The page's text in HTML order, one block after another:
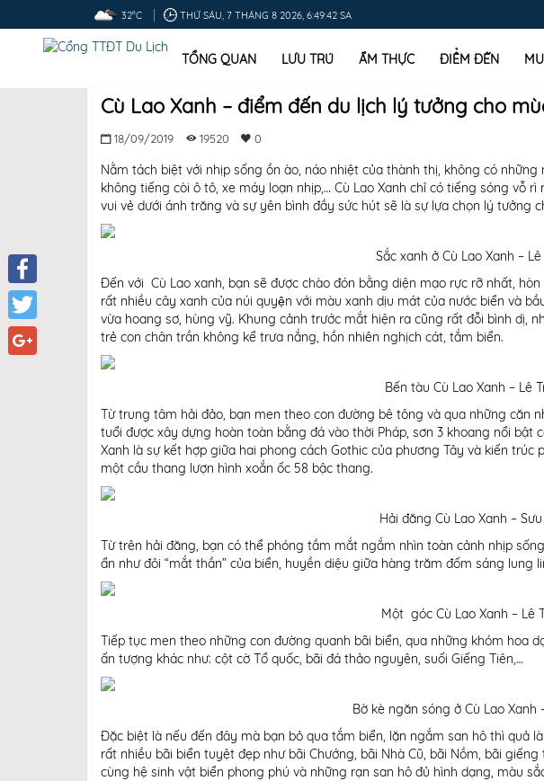
32°C THỨ SÁU, 7 THÁNG 8 2026, 6:49:42 SA
TỔNG QUAN LƯU TRÚ ẨM THỰC ĐIỂM ĐẾN
Facebook
Twitter
Cù Lao Xanh – điểm đến du lịch lý tưởng cho
18/09/2019 19520 0
Nằm tách biệt với nhịp sống ồn ào, náo nhiệt của thành thị, không có
không tiếng còi ô tô, xe máy loạn nhịp,… Cù Lao Xanh chỉ có tiếng sóng vỗ
vui vẻ dưới ánh trăng và sự yên bình đầy sức hút sẽ là sự lựa chọn lý tưởng
Sắc xanh ở Cù Lao Xanh – Lê
Đến với Cù Lao xanh, bạn sẽ được chào đón bằng diện mạo rực rỡ nhất,
rất nhiều cây xanh của núi quyện với màu xanh dịu mát của nước biển và
vừa hoang sơ, hùng vỹ. Khung cảnh trước mắt hiện ra cũng rất đỗi bình dị,
trẻ con chân trần không kể trưa nắng, hồn nhiên nghịch cát, tắm biển.
Bến tàu Cù Lao Xanh – Lê
Từ trung tâm hải đảo, bạn men theo con đường bê tông và qua những căn
tuổi được xây dựng hoàn toàn bằng đá vào thời Pháp, sơn 3 khoang nổi bật
Xanh là sự kết hợp giữa hai phong cách Gothic của phương Tây và kiến
một cầu thang lượn hình xoắn ốc 58 bậc thang.
Hải đăng Cù Lao Xanh –
Từ trên hải đăng, bạn có thể phóng tầm mắt ngắm nhìn toàn cảnh nhịp
ẩn như đôi “mắt thần” của biển, huyền diệu giữa hàng trăm đốm sáng lung
Một góc Cù Lao Xanh – Lê
Tiếp tục men theo những con đường quanh bãi biển, qua những khóm hoa
ấn tượng khác như: cột cờ Tổ quốc, bãi đá thảo nguyên, suối Giếng Tiên,…
Bờ kè ngăn sóng ở Cù Lao Xanh
Đặc biệt là nếu đến đây mà bạn bỏ qua tắm biển, lặn ngắm san hô thì quả
rất nhiều bãi biển tuyệt đẹp như bãi Chướng, bãi Nhà Cũ, bãi Nồm, bãi
cùng hệ sinh vật biển phong phú và những rạn san hô đủ hình dạng, màu